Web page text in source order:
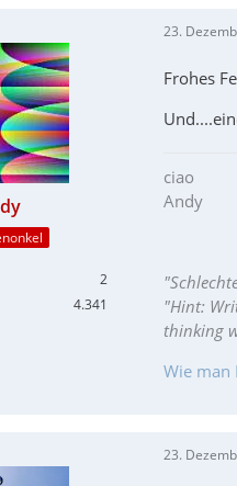
2
4.341
23.
Frohes
ciao
Andy
"Hint:
thinking
Wie man
23.